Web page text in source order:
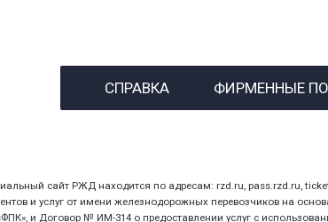
назвав кассиру
СПРАВКА ФИРМЕННЫЕ
сайт РЖД находится по адресам: rzd.ru, pass.rzd.ru,
и услуг от имени железнодорожных перевозчиков на
и Договор № ИМ-314 о предоставлении услуг с